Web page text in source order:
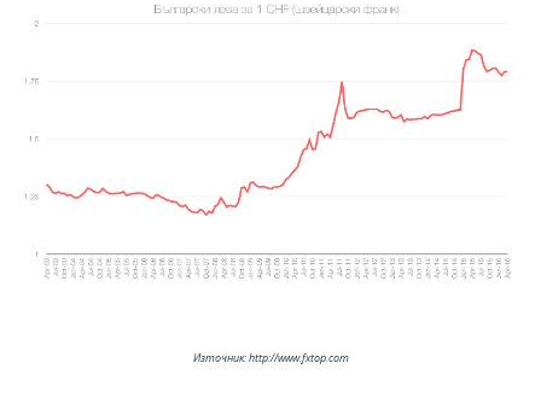
Източник: http://www.fxtop.com